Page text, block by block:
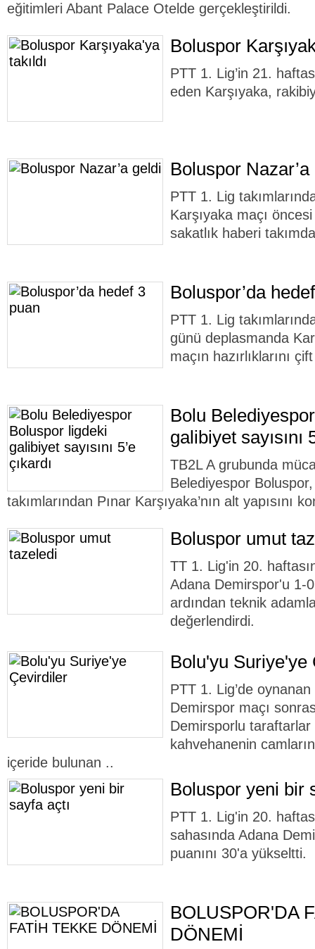
eğitimleri Abant Palace Otelde gerçekleştirildi.
Boluspor
PTT 1. Lig’in 21.
eden Karşıyaka,
Boluspor
PTT 1. Lig
Karşıyaka maçı
sakatlık haberi
Boluspor’da
PTT 1. Lig
günü deplasmanda
maçın hazırlıklarını
Bolu
galibiyet sayısını
TB2L A grubunda
Belediyespor
takımlarından Pınar Karşıyaka’nın alt yapısını
Boluspor umut
TT 1. Lig'in 20.
Adana Demirspor'u 1-
ardından teknik
değerlendirdi.
Bolu'yu Suriye'ye
PTT 1. Lig’de
Demirspor maçı
Demirsporlu
kahvehanenin
içeride bulunan ..
Boluspor yeni bir
PTT 1. Lig'in 20.
sahasında Adana
puanını 30'a yükseltti.
BOLUSPOR'DA
DÖNEMİ